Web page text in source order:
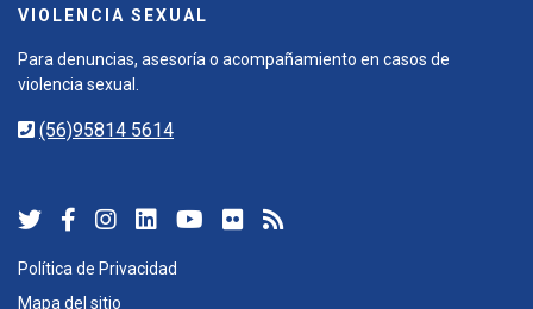
VIOLENCIA SEXUAL
Para denuncias, asesoría o acompañamiento en casos de
violencia sexual.
(56)95814 5614
Política de Privacidad
Mapa del sitio